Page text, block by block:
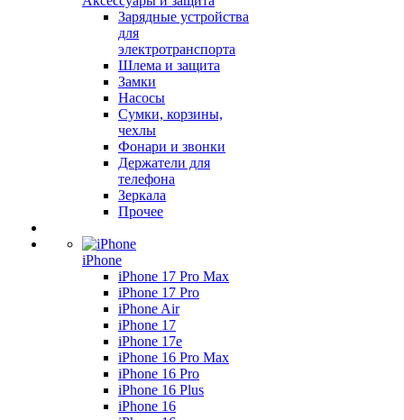
Зарядные устройства
для
электротранспорта
Шлема и защита
Замки
Насосы
Сумки, корзины,
чехлы
Фонари и звонки
Держатели для
телефона
Зеркала
Прочее
iPhone
iPhone 17 Pro Max
iPhone 17 Pro
iPhone Air
iPhone 17
iPhone 17e
iPhone 16 Pro Max
iPhone 16 Pro
iPhone 16 Plus
iPhone 16